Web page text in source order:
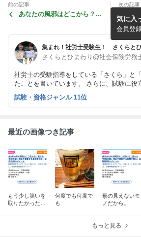
前の記事
あなたの風邪はどこから？私
次の記事
一
さくらとひまわり@社会保険労務
社労士の受験指導をしている「さくら」と
たことを書いています。 さらに、試験に役
ト！」をお教えしちゃいます。
気に入
会員登
試験・資格ジャンル 11位
最近の画像つき記事
もう少し笑いを
取りたかったの
何度でも何度で
も
形の見えないモ
ノだから。
もっと見る